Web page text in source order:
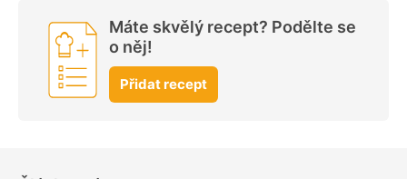
Máte skvělý recept? Podělte se
o něj!
Přidat recept